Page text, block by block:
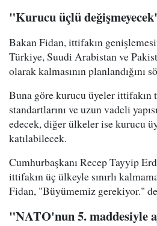
"Kurucu üçlü
Bakan Fidan, ittifakın
Türkiye, Suudi Arabistan ve
olarak kalmasının planlandığını
Buna göre kurucu üyeler
standartlarını ve uzun vadeli
edecek, diğer ülkeler ise kurucu
katılabilecek.
Cumhurbaşkanı Recep Tayyip
ittifakın üç ülkeyle sınırlı
Fidan, "Büyümemiz gerekiyor."
"NATO'nun 5. maddesiyle